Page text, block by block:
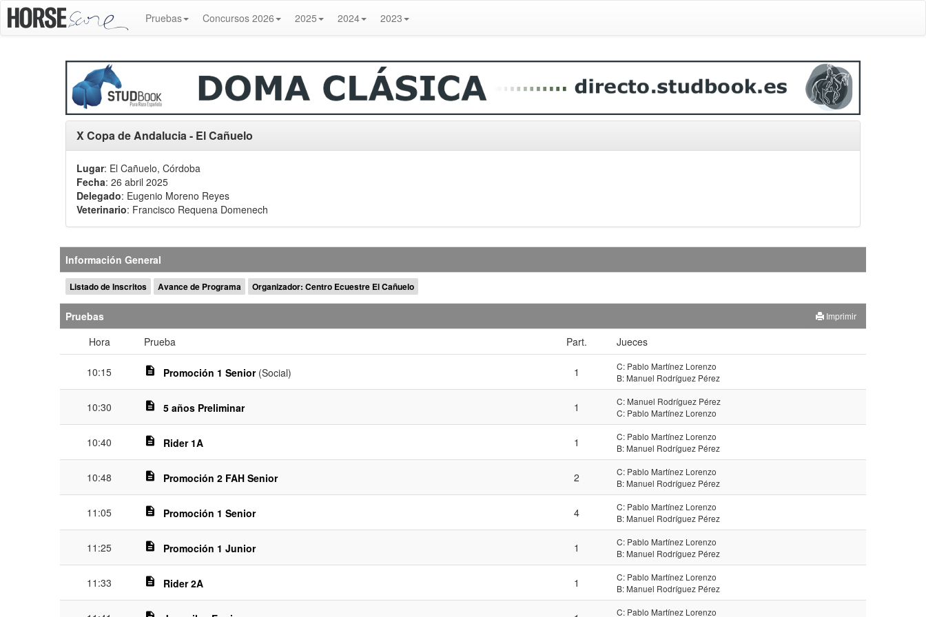
Pruebas Concursos 2026 2025 2024 2023
X Copa de Andalucia - El Cañuelo
Lugar: El Cañuelo, Córdoba
Fecha: 26 abril 2025
Delegado: Eugenio Moreno Reyes
Veterinario: Francisco Requena Domenech
Información General
Listado de Inscritos Avance de Programa Organizador: Centro Ecuestre El Cañuelo
Pruebas Imprimir
Hora Prueba Part. Jueces
10:15 description Promoción 1 Senior (Social) 1
C: Pablo Martínez Lorenzo
B: Manuel Rodríguez Pérez
10:30 description 5 años Preliminar 1
C: Manuel Rodríguez Pérez
C: Pablo Martínez Lorenzo
10:40 description Rider 1A 1
C: Pablo Martínez Lorenzo
B: Manuel Rodríguez Pérez
10:48 description Promoción 2 FAH Senior 2
C: Pablo Martínez Lorenzo
B: Manuel Rodríguez Pérez
11:05 description Promoción 1 Senior 4
C: Pablo Martínez Lorenzo
B: Manuel Rodríguez Pérez
11:25 description Promoción 1 Junior 1
C: Pablo Martínez Lorenzo
B: Manuel Rodríguez Pérez
11:33 description Rider 2A 1
C: Pablo Martínez Lorenzo
B: Manuel Rodríguez Pérez
C: Pablo Martínez Lorenzo